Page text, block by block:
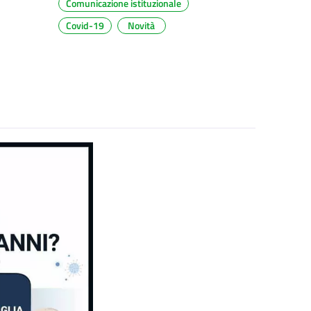
Comunicazione istituzionale
Covid-19
Novità